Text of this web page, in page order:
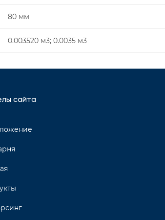
80 мм
0.003520 м3; 0.0035 м3
сайта